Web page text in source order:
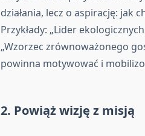
działania, lecz o aspirację: jak
Przykłady: „Lider
„Wzorzec zrównoważonego
powinna motywować i
2. Powiąż wizję z misją